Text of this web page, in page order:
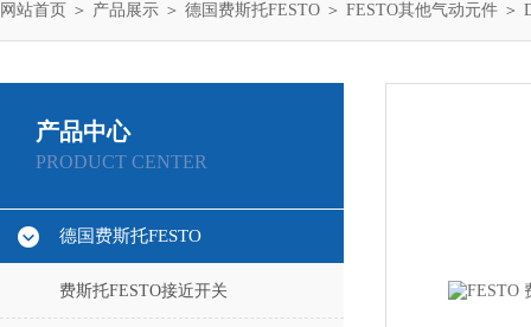
网站首页 ＞ 产品展示 ＞ 德国费斯托FESTO ＞ FESTO其他气动元件 ＞
产品中心
PRODUCT CENTER
德国费斯托FESTO
费斯托FESTO接近开关